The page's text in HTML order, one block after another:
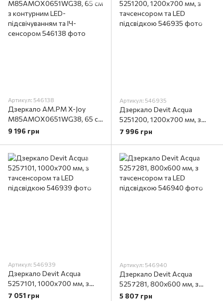
Артикул: 546138
Дзеркало AM.PM X-Joy
M85AMOX0651WG38, 65 см
з контурним LED-
9 196 грн
Артикул: 546935
Дзеркало Devit Acqua
5251200, 1200x700 мм, з
тачсенсором та LED
7 996 грн
Артикул: 546939
Дзеркало Devit Acqua
5257101, 1000х700 мм, з
тачсенсором та LED
7 051 грн
Артикул: 546940
Дзеркало Devit Acqua
5257281, 800х600 мм, з
тачсенсором та LED
5 807 грн